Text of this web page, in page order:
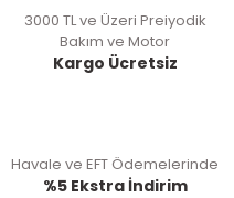
3000 TL ve Üzeri Preiyodik
Bakım ve Motor
Kargo Ücretsiz
Havale ve EFT Ödemelerinde
%5 Ekstra İndirim